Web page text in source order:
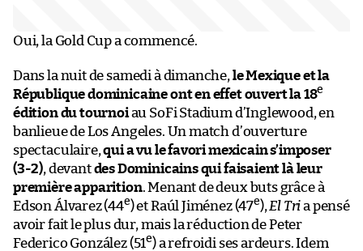
Oui, la Gold Cup a commencé.
Dans la nuit de samedi à dimanche, le Mexique et la
République dominicaine ont en effet ouvert la 18e
édition du tournoiau SoFi Stadium d’Inglewood, en
banlieue de Los Angeles. Un match d’ouverture
spectaculaire,qui a vu le favori mexicain s’imposer
(3-2), devantdes Dominicains qui faisaient là leur
première apparition. Menant de deux buts grâce à
Edson Álvarez (44e) et Raúl Jiménez (47e), El Tria pensé
avoir fait le plus dur, mais la réduction de Peter
Federico González (51e) a refroidi ses ardeurs. Idem